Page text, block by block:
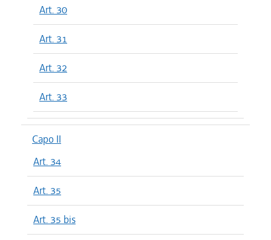
Art. 30
Art. 31
Art. 32
Art. 33
Capo II
Art. 34
Art. 35
Art. 35 bis